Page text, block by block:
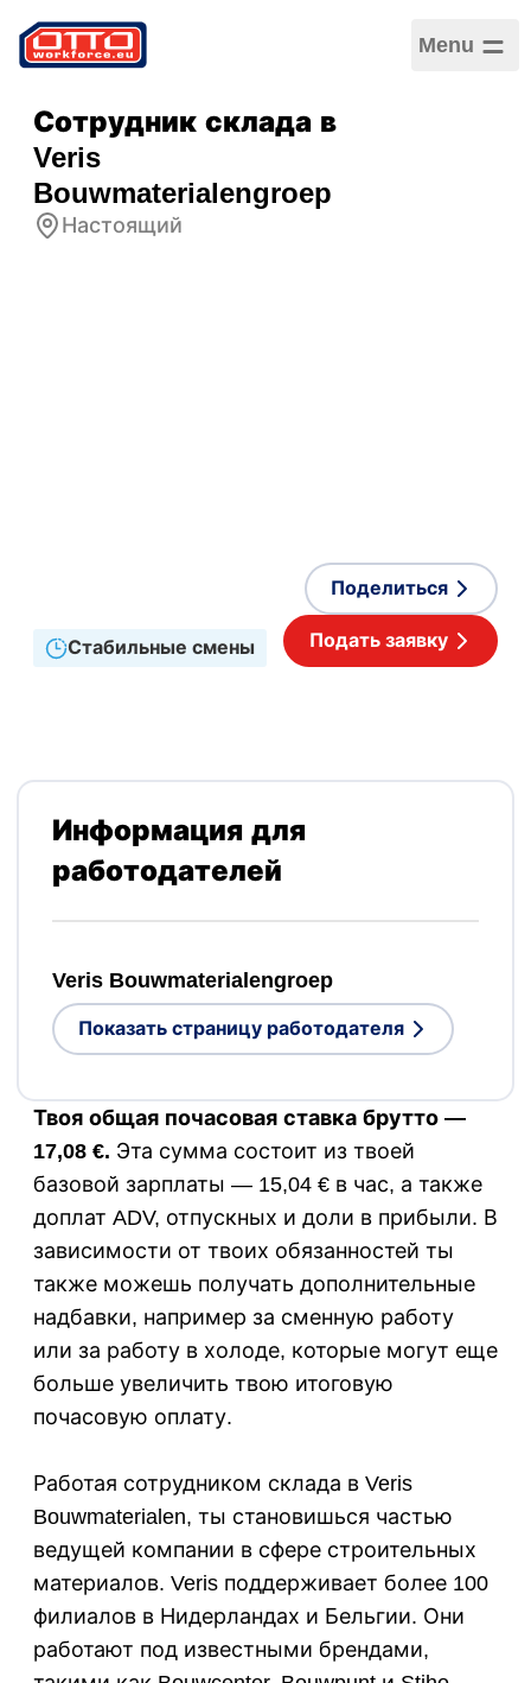
Menu
Сотрудник склада в
Veris
Bouwmaterialengroep
Настоящий
Стабильные смены
Поделиться
Подать заявку
Информация для
работодателей
Veris Bouwmaterialengroep
Показать страницу работодателя
Твоя общая почасовая ставка брутто —
17,08 €. Эта сумма состоит из твоей
базовой зарплаты — 15,04 € в час, а также
доплат ADV, отпускных и доли в прибыли. В
зависимости от твоих обязанностей ты
также можешь получать дополнительные
надбавки, например за сменную работу
или за работу в холоде, которые могут еще
больше увеличить твою итоговую
почасовую оплату.
Работая сотрудником склада в Veris
Bouwmaterialen, ты становишься частью
ведущей компании в сфере строительных
материалов. Veris поддерживает более 100
филиалов в Нидерландах и Бельгии. Они
работают под известными брендами,